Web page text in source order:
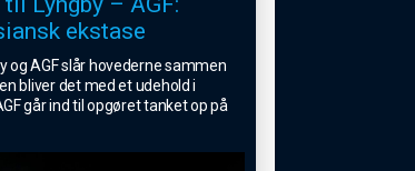
ekstase
og AGF slår hovederne sammen
bliver det med et udehold i
går ind til opgøret tanket op på